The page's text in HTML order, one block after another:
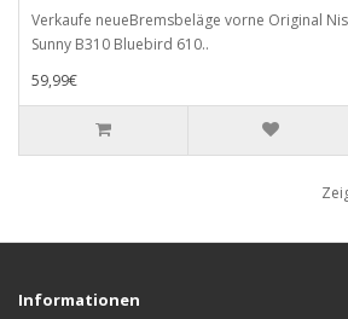
Verkaufe neueBremsbeläge vorne Original
Sunny B310 Bluebird 610..
59,99€
Informationen